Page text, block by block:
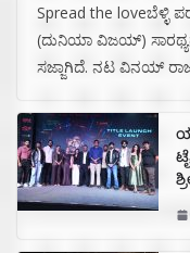
Spread the
(ದುನಿಯಾ ವಿಜಯ್)
ಸಜ್ಜಾಗಿದೆ. ನಟ ವಿನಯ್